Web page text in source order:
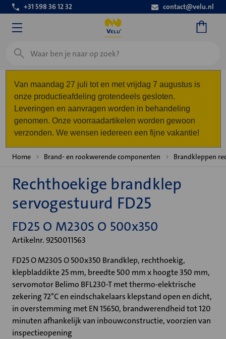
+31 598 36 12 32 contact@velu.nl
Zoeken
Van maandag 27 juli tot en met vrijdag 7 augustus is
onze productieafdeling grotendeels gesloten.
Leveringen en aanvragen worden in behandeling
genomen. Onze voorraadartikelen worden gewoon
verzonden. We wensen iedereen een fijne vakantie!
Home Brand- en rookwerende componenten Brandkleppen
Rechthoekige brandklep
servogestuurd FD25
FD25 O M230S O 500x350
Artikelnr. 9250011563
FD25 O M230S O 500x350 Brandklep, rechthoekig,
klepbladdikte 25 mm, breedte 500 mm x hoogte 350 mm,
servomotor Belimo BFL230-T met thermo-elektrische
zekering 72°C en eindschakelaars klepstand open en dicht,
in overstemming met EN 15650, brandwerendheid tot 120
minuten afhankelijk van inbouwconstructie, voorzien van
inspectieopening